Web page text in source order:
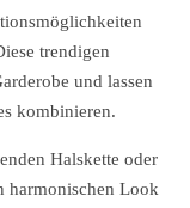
trendigen
und lassen
kombinieren.
Halskette oder
harmonischen Look